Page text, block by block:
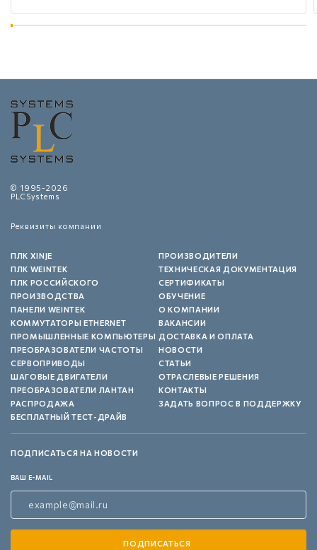
© 1995-2026
PLCSystems
Реквизиты компании
ПЛК XINJE
ПЛК WEINTEK
ПЛК РОССИЙСКОГО
ПРОИЗВОДСТВА
ПАНЕЛИ WEINTEK
КОММУТАТОРЫ ETHERNET
ПРОМЫШЛЕННЫЕ КОМПЬЮТЕРЫ
ПРЕОБРАЗОВАТЕЛИ ЧАСТОТЫ
СЕРВОПРИВОДЫ
ШАГОВЫЕ ДВИГАТЕЛИ
ПРЕОБРАЗОВАТЕЛИ ЛАНТАН
РАСПРОДАЖА
БЕСПЛАТНЫЙ ТЕСТ-ДРАЙВ
ПРОИЗВОДИТЕЛИ
ТЕХНИЧЕСКАЯ ДОКУМЕНТАЦИЯ
СЕРТИФИКАТЫ
ОБУЧЕНИЕ
О КОМПАНИИ
ВАКАНСИИ
ДОСТАВКА И ОПЛАТА
НОВОСТИ
СТАТЬИ
ОТРАСЛЕВЫЕ РЕШЕНИЯ
КОНТАКТЫ
ЗАДАТЬ ВОПРОС В ПОДДЕРЖКУ
ПОДПИСАТЬСЯ НА НОВОСТИ
ВАШ E-MAIL